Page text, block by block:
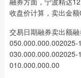
收盘价计算，卖出金
交易日期融券卖出额
010.000.000.00